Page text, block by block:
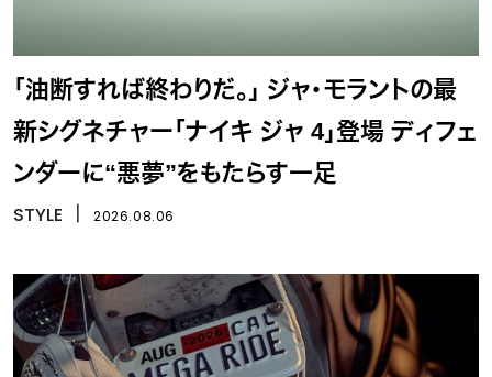
「油断すれば終わりだ。」 ジャ・モラントの最
新シグネチャー「ナイキ ジャ 4」登場 ディフェ
ンダーに“悪夢”をもたらす一足
STYLE 2026.08.06